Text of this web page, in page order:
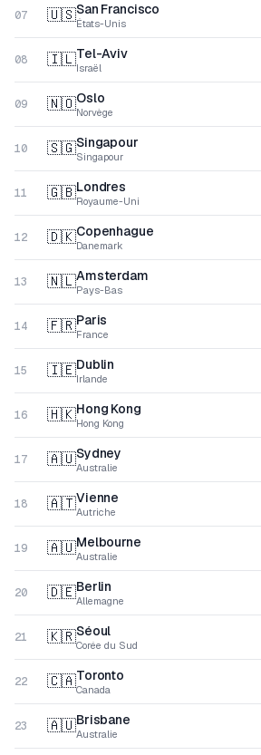
07 🇺🇸San Francisco
États-Unis
08 🇮🇱Tel-Aviv
Israël
09 🇳🇴Oslo
Norvège
10 🇸🇬Singapour
Singapour
11 🇬🇧Londres
Royaume-Uni
12 🇩🇰Copenhague
Danemark
13 🇳🇱Amsterdam
Pays-Bas
14 🇫🇷Paris
France
15 🇮🇪Dublin
Irlande
16 🇭🇰Hong Kong
Hong Kong
17 🇦🇺Sydney
Australie
18 🇦🇹Vienne
Autriche
19 🇦🇺Melbourne
Australie
20 🇩🇪Berlin
Allemagne
21 🇰🇷Séoul
Corée du Sud
22 🇨🇦Toronto
Canada
23 🇦🇺Brisbane
Australie